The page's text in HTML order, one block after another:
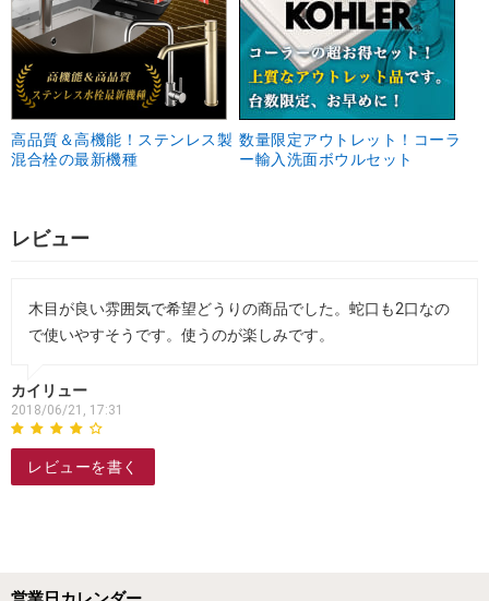
高品質＆高機能！ステンレス製
混合栓の最新機種
数量限定アウトレット！コーラ
ー輸入洗面ボウルセット
レビュー
木目が良い雰囲気で希望どうりの商品でした。蛇口も2口なの
で使いやすそうです。使うのが楽しみです。
カイリュー
2018/06/21, 17:31
レビューを書く